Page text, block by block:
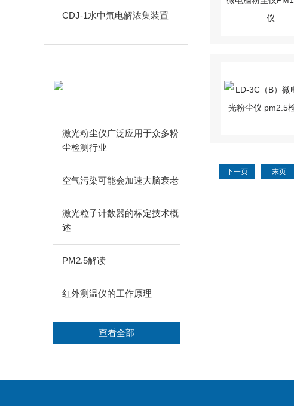
CDJ-1水中氚电解浓集装置
激光粉尘仪广泛应用于众多粉
尘检测行业
空气污染可能会加速大脑衰老
激光粒子计数器的标定技术概
述
PM2.5解读
红外测温仪的工作原理
查看全部
下一页 末页